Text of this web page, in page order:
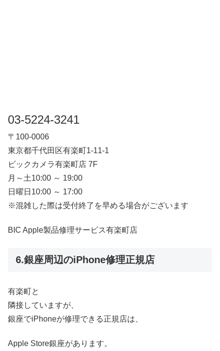
03-5224-3241
〒100-0006
東京都千代田区有楽町1-11-1
ビックカメラ有楽町店 7F
月～土10:00 ～ 19:00
日曜日10:00 ～ 17:00
※混雑した際は受付終了を早める場合がございます
BIC Apple製品修理サービス有楽町店
6.銀座周辺のiPhone修理正規店
有楽町と
隣接していますが、
銀座でiPhoneが修理できる正規店は、
Apple Store銀座があります。